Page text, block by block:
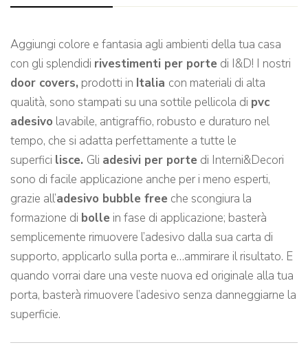
Aggiungi colore e fantasia agli ambienti della tua casa
con gli splendidi rivestimenti per porte di I&D! I nostri
door covers, prodotti in Italia con materiali di alta
qualità, sono stampati su una sottile pellicola di pvc
adesivo lavabile, antigraffio, robusto e duraturo nel
tempo, che si adatta perfettamente a tutte le
superfici lisce. Gli adesivi per porte di Interni&Decori
sono di facile applicazione anche per i meno esperti,
grazie all’adesivo bubble free che scongiura la
formazione di bolle in fase di applicazione; basterà
semplicemente rimuovere l’adesivo dalla sua carta di
supporto, applicarlo sulla porta e…ammirare il risultato. E
quando vorrai dare una veste nuova ed originale alla tua
porta, basterà rimuovere l’adesivo senza danneggiarne la
superficie.